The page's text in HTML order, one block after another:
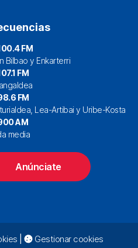
FM
Bilbao y Enkarterri
FM
FM
Lea-Artibai y Uribe-Kosta
AM
media
Anúnciate
Gestionar cookies